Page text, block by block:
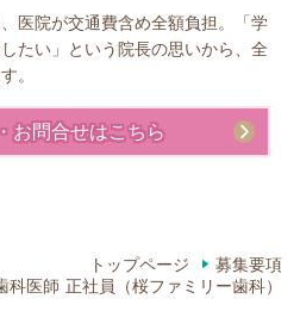
医院が交通費含め全額負担。「学
たい」という院長の思いから、全
。
お問合せはこちら
トップページ
募集要項
科医師 正社員（桜ファミリー歯科）